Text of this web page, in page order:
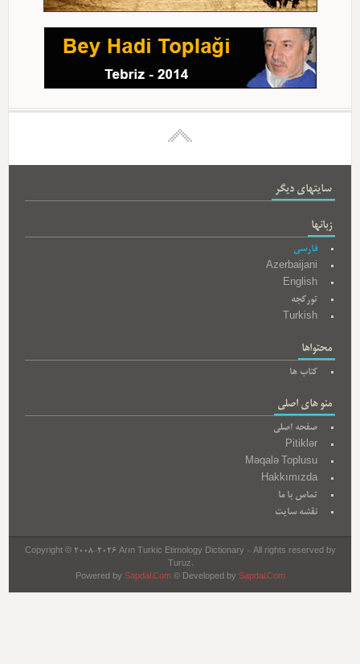
سایتهای دیگر
زبانها
فارسی
Azerbaijani
English
تورکجه
Turkish
محتواها
کتاب ها
منو های اصلی
صفحه اصلی
Pitiklər
Məqalə Toplusu
Hakkımızda
تماس با ما
نقشه سایت
Copyright © 2008-2026 Arın Turkic Etimology Dictionary - All rights reserved by
Turuz.
Powered by Sapdal.Com© Developed by Sapdal.Com